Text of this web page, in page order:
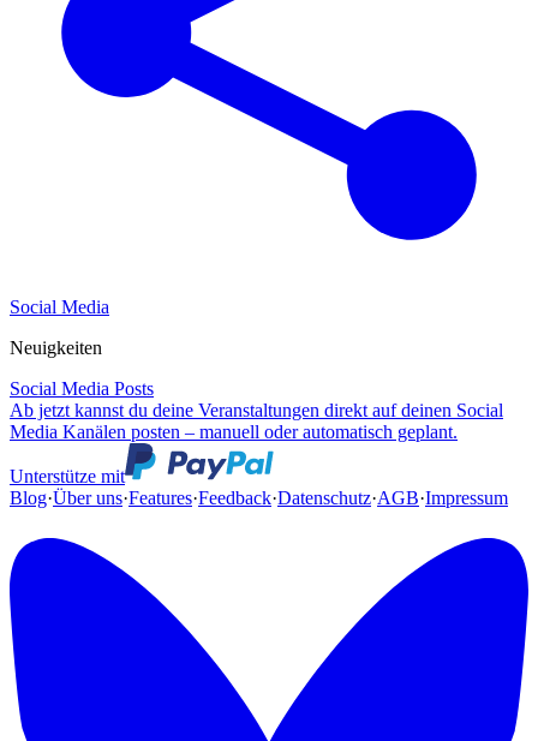
Social Media
Neuigkeiten
Social Media Posts
Ab jetzt kannst du deine Veranstaltungen direkt auf deinen Social
Media Kanälen posten – manuell oder automatisch geplant.
Unterstütze mit
Blog·Über uns·Features·Feedback·Datenschutz·AGB·Impressum